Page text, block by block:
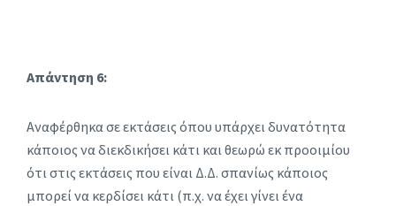
Απάντηση 6:
Αναφέρθηκα σε εκτάσεις όπου υπάρχει δυνατότητα
κάποιος να διεκδικήσει κάτι και θεωρώ εκ προοιμίου
ότι στις εκτάσεις που είναι Δ.Δ. σπανίως κάποιος
μπορεί να κερδίσει κάτι (π.χ. να έχει γίνει ένα